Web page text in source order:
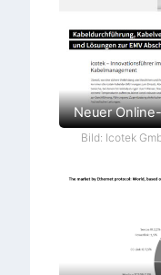
Neuer
Bild: Icotek